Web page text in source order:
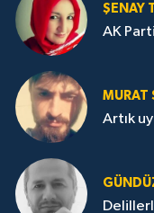
ŞENAY
AK
MURAT
Artık